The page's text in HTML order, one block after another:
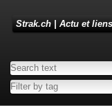
Strak.ch | Actu et